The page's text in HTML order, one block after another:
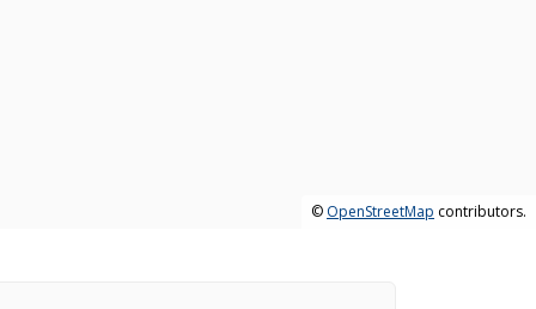
© OpenStreetMap contributors.